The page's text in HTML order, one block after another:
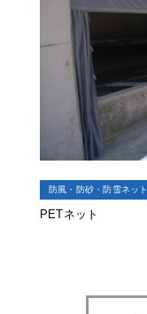
防風・防砂・防雪ネット
PETネット